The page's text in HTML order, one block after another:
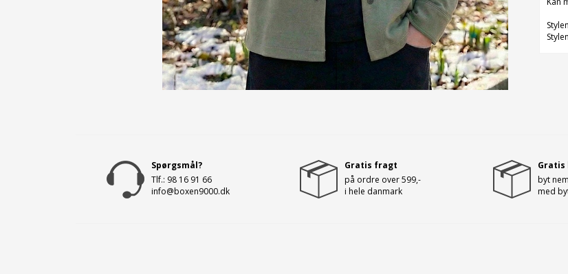
Spørgsmål?
Tlf.: 98 16 91 66
info@boxen9000.dk
Gratis fragt
på ordre over 599,-
i hele danmark
Gratis
byt
med